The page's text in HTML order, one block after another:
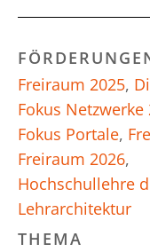
Freiraum 2025,
Fokus Netzwerke
Fokus Portale,
Freiraum 2026,
Hochschullehre
Lehrarchitektur
THEMA